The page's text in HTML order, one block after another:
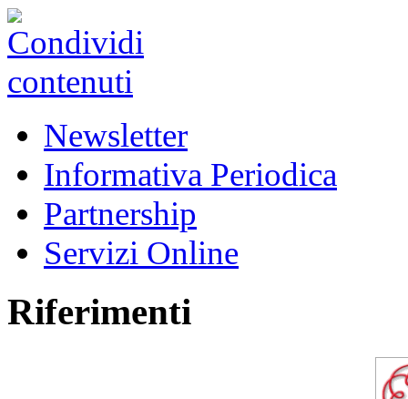
Newsletter
Informativa Periodica
Partnership
Servizi Online
Riferimenti